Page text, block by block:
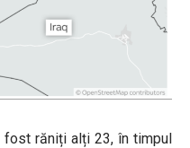
fost răniți alți 23, în timpul